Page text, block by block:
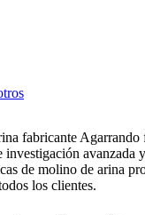
fabricante Agarrando
avanzada
de molino de arina
los clientes.